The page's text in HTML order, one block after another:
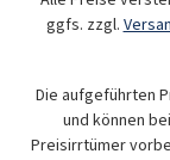
ggfs. zzgl.
Die aufgeführten
und können
Preisirrtümer